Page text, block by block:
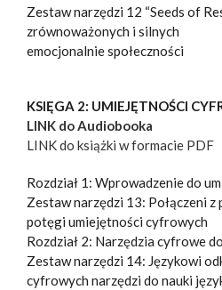
Zestaw narzędzi 12 “Seeds of
zrównoważonych i silnych
emocjonalnie społeczności
KSIĘGA 2: UMIEJĘTNOŚCI
LINK do Audiobooka
LINK do książki w formacie PDF
Rozdział 1: Wprowadzenie do
Zestaw narzędzi 13: Połączeni
potęgi umiejętności cyfrowych
Rozdział 2: Narzędzia cyfrowe
Zestaw narzędzi 14: Językowi
cyfrowych narzędzi do nauki